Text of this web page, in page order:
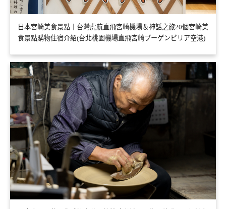
日本宮崎美食景點｜台灣虎航直飛宮崎機場＆神話之旅20個宮崎美
食景點購物住宿介紹(台北桃園機場直飛宮崎ブーゲンビリア空港)